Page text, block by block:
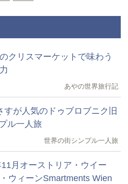
クリスマーケットで味わう
あやの世界旅行記
すが人気のドゥブロブニク旧
ル一人旅
世界の街シンプル一人旅
11月オーストリア・ウイー
ウィーンSmartments Wien